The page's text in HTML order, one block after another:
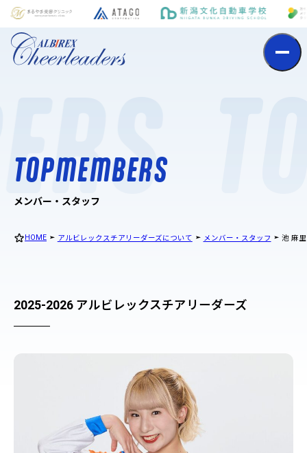
pmem
TOPMEMBERS
メンバー・スタッフ
HOME アルビレックスチアリーダーズについて メンバー・スタッフ 池 麻里
2025-2026 アルビレックスチアリーダーズ